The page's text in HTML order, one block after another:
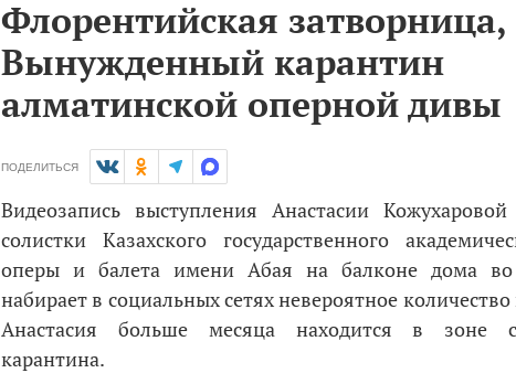
Флорентийская
Вынужденный карантин
алматинской оперной дивы
ПОДЕЛИТЬСЯ
Видеозапись выступления Анастасии
солистки Казахского государственного
оперы и балета имени Абая на балконе дома
набирает в социальных сетях невероятное
Анастасия больше месяца находится в зоне
карантина.